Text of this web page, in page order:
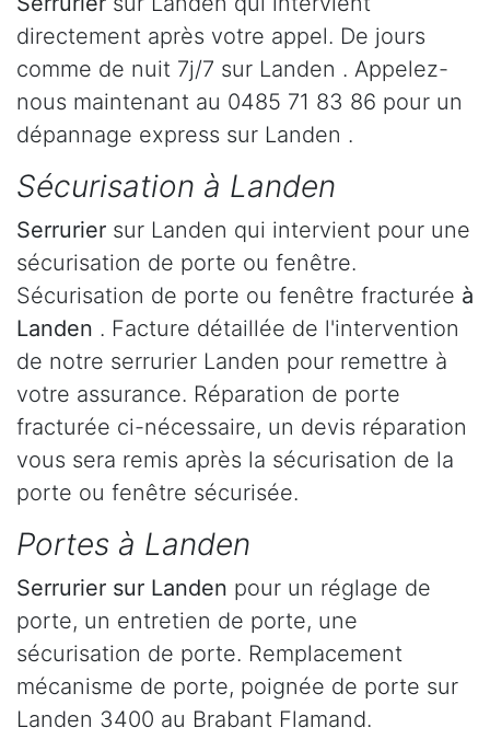
directement après votre appel. De jours
comme de nuit 7j/7 sur Landen . Appelez-
nous maintenant au 0485 71 83 86 pour un
dépannage express sur Landen .
Sécurisation à Landen
Serrurier sur Landen qui intervient pour une
sécurisation de porte ou fenêtre.
Sécurisation de porte ou fenêtre fracturée à
Landen . Facture détaillée de l'intervention
de notre serrurier Landen pour remettre à
votre assurance. Réparation de porte
fracturée ci-nécessaire, un devis réparation
vous sera remis après la sécurisation de la
porte ou fenêtre sécurisée.
Portes à Landen
Serrurier sur Landen pour un réglage de
porte, un entretien de porte, une
sécurisation de porte. Remplacement
mécanisme de porte, poignée de porte sur
Landen 3400 au Brabant Flamand.